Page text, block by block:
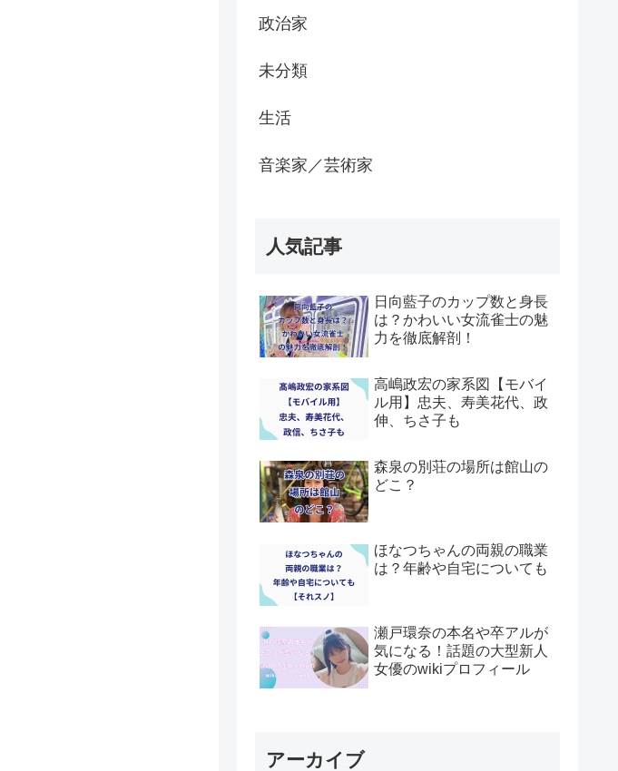
政治家
未分類
生活
音楽家／芸術家
人気記事
日向藍子のカップ数と身長
は？かわいい女流雀士の魅
力を徹底解剖！
高嶋政宏の家系図【モバイ
ル用】忠夫、寿美花代、政
伸、ちさ子も
森泉の別荘の場所は館山の
どこ？
ほなつちゃんの両親の職業
は？年齢や自宅についても
瀬戸環奈の本名や卒アルが
気になる！話題の大型新人
女優のwikiプロフィール
アーカイブ